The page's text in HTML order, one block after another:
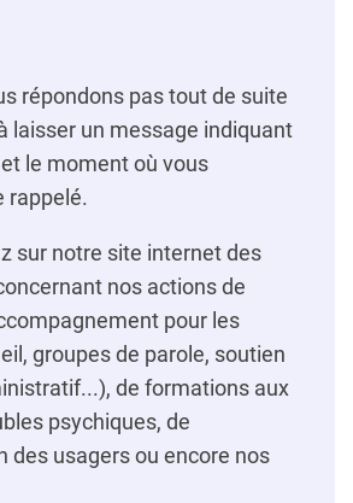
répondons pas tout de suite
laisser un message indiquant
le moment où vous
rappelé.
sur notre site internet des
nos actions de
pour les
groupes de parole, soutien
de formations aux
psychiques, de
des usagers ou encore nos